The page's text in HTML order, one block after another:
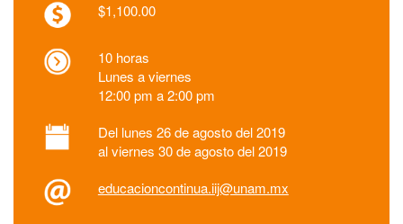
$1,100.00
10 horas
Lunes a viernes
12:00 pm a 2:00 pm
Del lunes 26 de agosto del 2019
al viernes 30 de agosto del 2019
educacioncontinua.iij@unam.mx